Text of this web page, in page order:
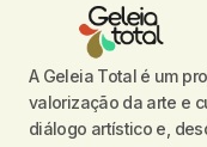
A Geleia Total é um
valorização da arte e
diálogo artístico e,